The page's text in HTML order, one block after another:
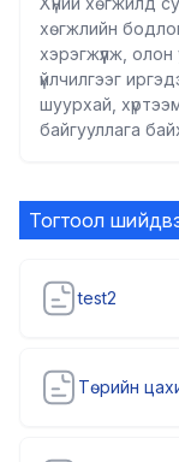
хөгжлийн
хэрэгжүүлж,
үйлчилгээг
шуурхай,
байгууллага
Тогтоол
test2
Төрийн